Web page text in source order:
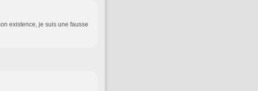
existence, je suis une fausse